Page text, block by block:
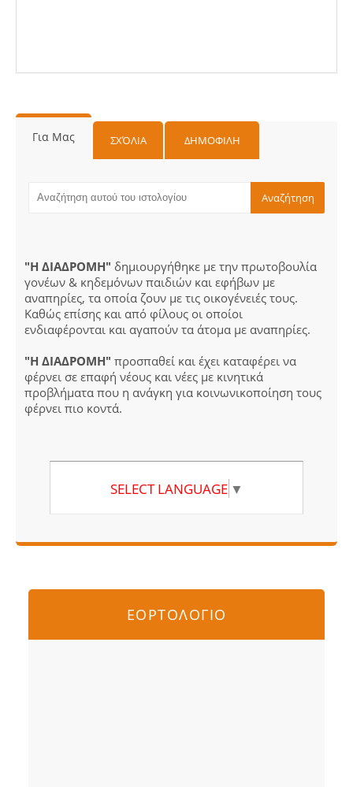
Για Μας ΣΧΌΛΙΑ ΔΗΜΟΦΙΛΗ
"Η ΔΙΑΔΡΟΜΗ" δημιουργήθηκε με την πρωτοβουλία
γονέων & κηδεμόνων παιδιών και εφήβων με
αναπηρίες, τα οποία ζουν με τις οικογένειές τους.
Καθώς επίσης και από φίλους οι οποίοι
ενδιαφέρονται και αγαπούν τα άτομα με αναπηρίες.
"Η ΔΙΑΔΡΟΜΗ" προσπαθεί και έχει καταφέρει να
φέρνει σε επαφή νέους και νέες με κινητικά
προβλήματα που η ανάγκη για κοινωνικοποίηση τους
φέρνει πιο κοντά.
SELECT LANGUAGE ▼
ΕΟΡΤΟΛΟΓΙΟ